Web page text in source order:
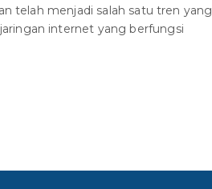
telah menjadi salah satu tren yang
internet yang berfungsi